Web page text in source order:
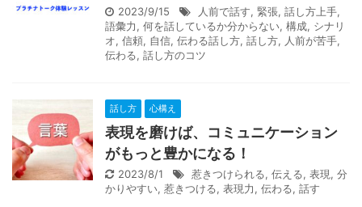
2023/9/15 人前で話す, 緊張, 話し方上手,
語彙力, 何を話しているか分からない, 構成, シナリ
オ, 信頼, 自信, 伝わる話し方, 話し方, 人前が苦手,
伝わる, 話し方のコツ
話し方 心構え
表現を磨けば、コミュニケーション
がもっと豊かになる！
2023/8/1 惹きつけられる, 伝える, 表現, 分
かりやすい, 惹きつける, 表現力, 伝わる, 話す